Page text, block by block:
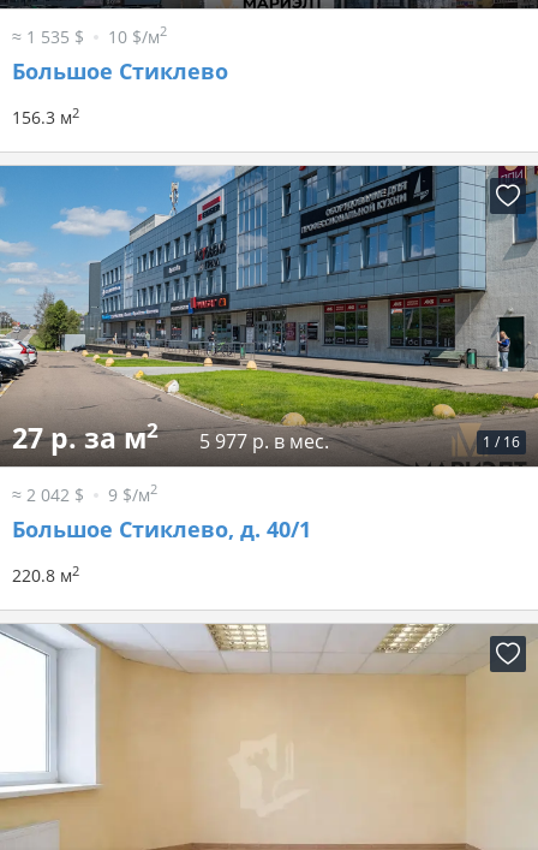
≈ 1 535 $ 10 $/м2
Большое Стиклево
156.3 м2
1 / 16
27 р. за м2 5 977 р. в мес.
≈ 2 042 $ 9 $/м2
Большое Стиклево, д. 40/1
220.8 м2